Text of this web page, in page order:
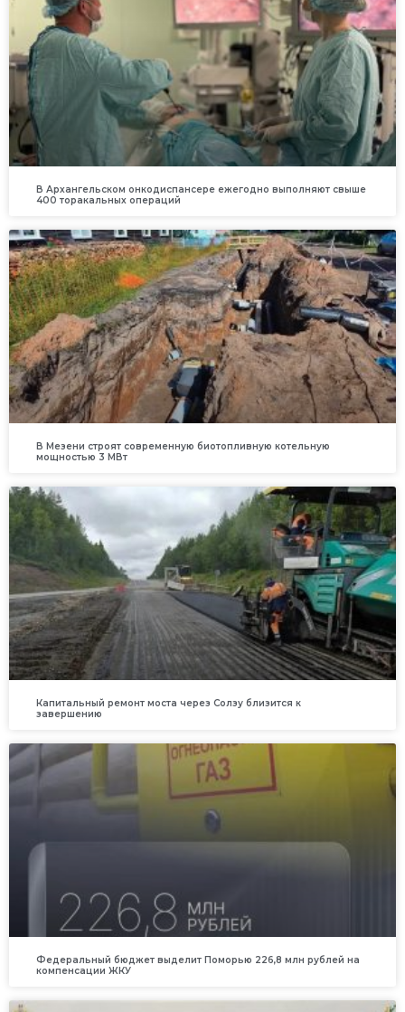
В Архангельском онкодиспансере ежегодно выполняют свыше
400 торакальных операций
В Мезени строят современную биотопливную котельную
мощностью 3 МВт
Капитальный ремонт моста через Солзу близится к
завершению
Федеральный бюджет выделит Поморью 226,8 млн рублей на
компенсации ЖКУ